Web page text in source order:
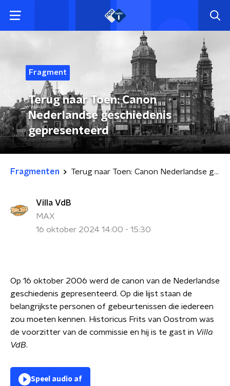
Fragment
Terug naar Toen: Canon
Nederlandse geschiedenis
gepresenteerd
Fragmenten Terug naar Toen: Canon Nederlandse geschiedenis gepresenteerd
Villa VdB
MAX
16 oktober 2024 14:00 - 15:30
Op 16 oktober 2006 werd de canon van de Nederlandse
geschiedenis gepresenteerd. Op die lijst staan de
belangrijkste personen of gebeurtenissen die iedereen
zou moeten kennen. Historicus Frits van Oostrom was
de voorzitter van de commissie en hij is te gast in Villa
VdB.
Speel audio af